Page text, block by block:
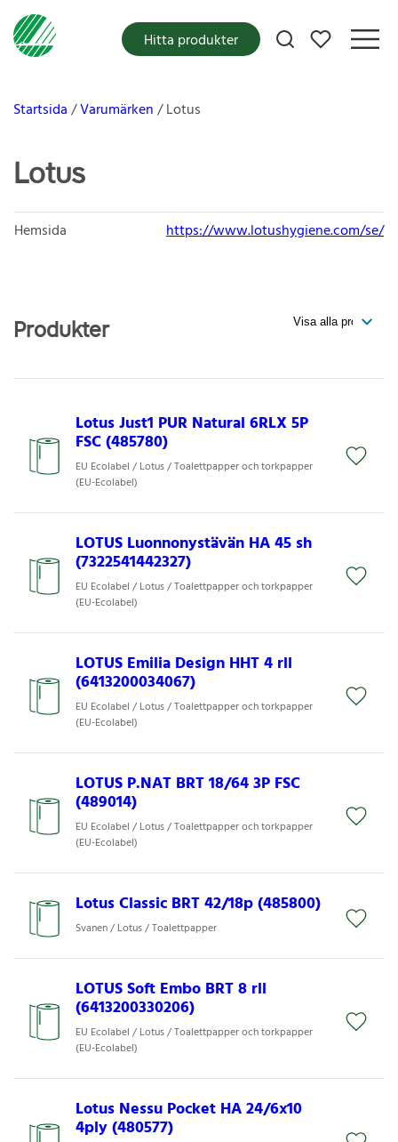
Mina favoriter
Hitta produkter
Startsida Varumärken Lotus
Lotus
Hemsida https://www.lotushygiene.com/se/
Produkter
Lotus Just1 PUR Natural 6RLX 5P
FSC (485780)
EU Ecolabel / Lotus / Toalettpapper och torkpapper
(EU-Ecolabel)
LOTUS Luonnonystävän HA 45 sh
(7322541442327)
EU Ecolabel / Lotus / Toalettpapper och torkpapper
(EU-Ecolabel)
LOTUS Emilia Design HHT 4 rll
(6413200034067)
EU Ecolabel / Lotus / Toalettpapper och torkpapper
(EU-Ecolabel)
LOTUS P.NAT BRT 18/64 3P FSC
(489014)
EU Ecolabel / Lotus / Toalettpapper och torkpapper
(EU-Ecolabel)
Lotus Classic BRT 42/18p (485800)
Svanen / Lotus / Toalettpapper
LOTUS Soft Embo BRT 8 rll
(6413200330206)
EU Ecolabel / Lotus / Toalettpapper och torkpapper
(EU-Ecolabel)
Lotus Nessu Pocket HA 24/6x10
4ply (480577)